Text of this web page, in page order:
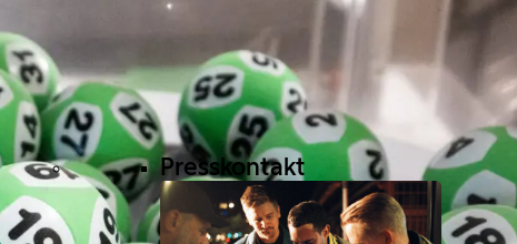
Presskontakt